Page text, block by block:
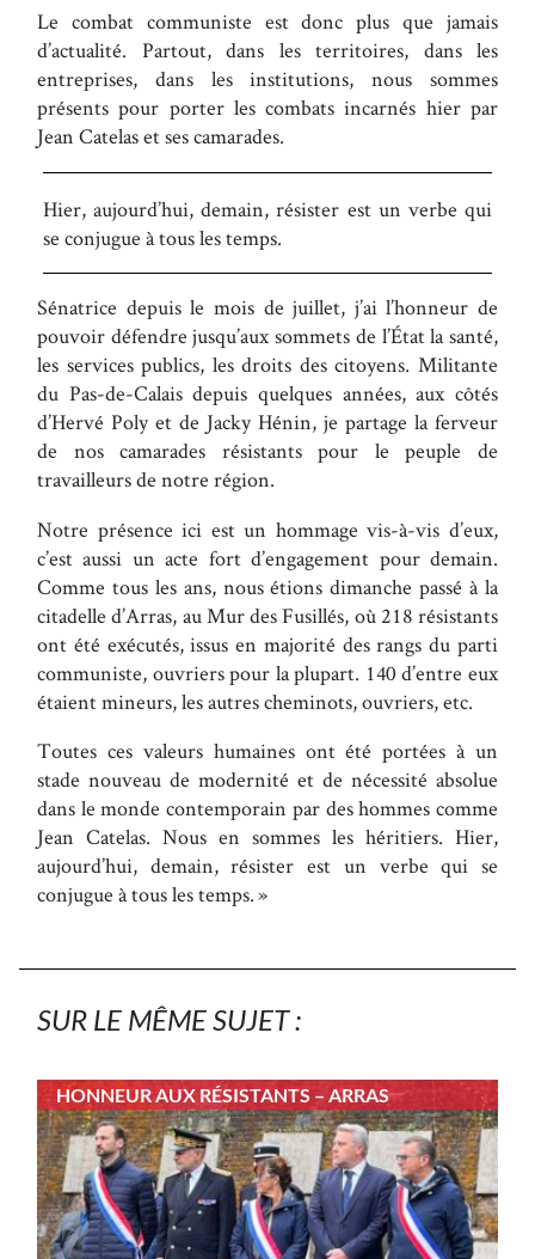
Le combat communiste est donc plus que jamais
d’actualité. Partout, dans les territoires, dans les
entreprises, dans les institutions, nous sommes
présents pour porter les combats incarnés hier par
Jean Catelas et ses camarades.
Hier, aujourd’hui, demain, résister est un verbe qui
se conjugue à tous les temps.
Sénatrice depuis le mois de juillet, j’ai l’honneur de
pouvoir défendre jusqu’aux sommets de l’État la santé,
les services publics, les droits des citoyens. Militante
du Pas-de-Calais depuis quelques années, aux côtés
d’Hervé Poly et de Jacky Hénin, je partage la ferveur
de nos camarades résistants pour le peuple de
travailleurs de notre région.
Notre présence ici est un hommage vis-à-vis d’eux,
c’est aussi un acte fort d’engagement pour demain.
Comme tous les ans, nous étions dimanche passé à la
citadelle d’Arras, au Mur des Fusillés, où 218 résistants
ont été exécutés, issus en majorité des rangs du parti
communiste, ouvriers pour la plupart. 140 d’entre eux
étaient mineurs, les autres cheminots, ouvriers, etc.
Toutes ces valeurs humaines ont été portées à un
stade nouveau de modernité et de nécessité absolue
dans le monde contemporain par des hommes comme
Jean Catelas. Nous en sommes les héritiers. Hier,
aujourd’hui, demain, résister est un verbe qui se
conjugue à tous les temps. »
SUR LE MÊME SUJET :
HONNEUR AUX RÉSISTANTS – ARRAS